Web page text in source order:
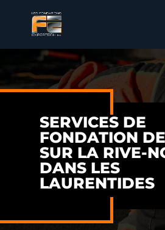
SERVICES DE
FONDATION
SUR LA RIVE-
DANS LES
LAURENTIDES